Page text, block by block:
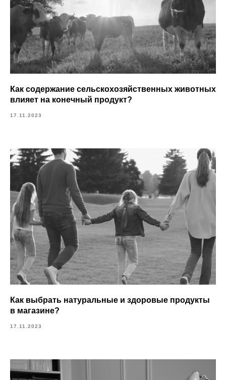
Как содержание сельскохозяйственных животных
влияет на конечный продукт?
17.11.2023
Как выбрать натуральные и здоровые продукты
в магазине?
17.11.2023